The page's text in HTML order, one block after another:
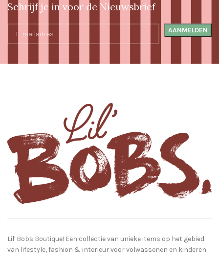
Schrijf je in voor de Nieuwsbrief
Lil' Bobs Boutique! Een collectie van unieke items op het gebied
van lifestyle, fashion & interieur voor volwassenen en kinderen.